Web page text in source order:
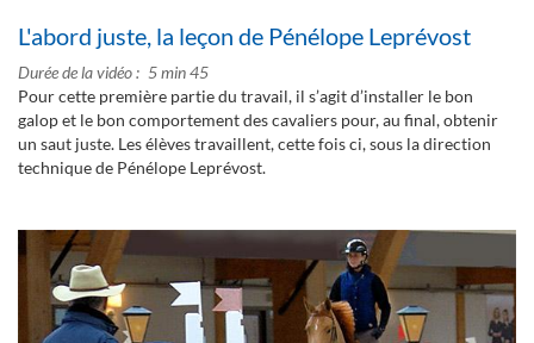
L'abord juste, la leçon de Pénélope Leprévost
Durée de la vidéo
5 min 45
Pour cette première partie du travail, il s’agit d’installer le bon
galop et le bon comportement des cavaliers pour, au final, obtenir
un saut juste. Les élèves travaillent, cette fois ci, sous la direction
technique de Pénélope Leprévost.